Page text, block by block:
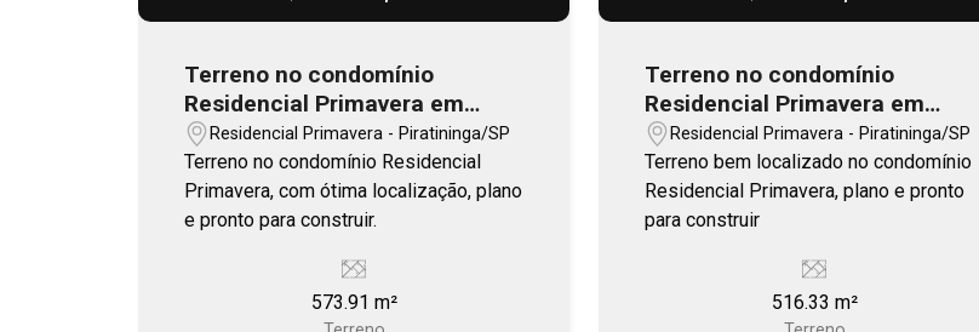
Terreno no condomínio
Residencial Primavera em
Piratininga
Residencial Primavera - Piratininga/SP
Terreno no condomínio Residencial
Primavera, com ótima localização, plano
e pronto para construir.
573.91 m²
Terreno no condomínio
Residencial Primavera em
Piratininga
Residencial Primavera - Piratininga/SP
Terreno bem localizado no condomínio
Residencial Primavera, plano e pronto
para construir
516.33 m²